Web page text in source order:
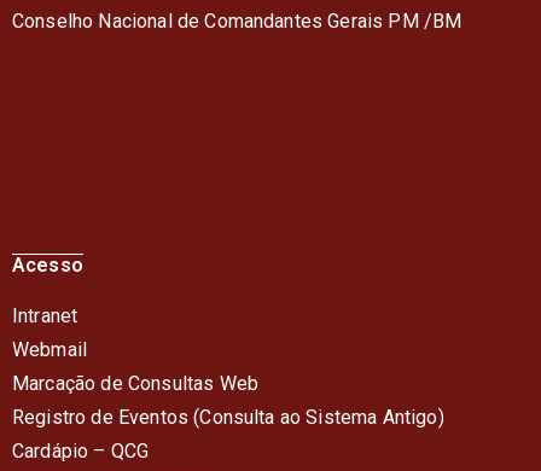
Conselho Nacional de Comandantes Gerais PM /BM
Acesso
Intranet
Webmail
Marcação de Consultas Web
Registro de Eventos (Consulta ao Sistema Antigo)
Cardápio – QCG